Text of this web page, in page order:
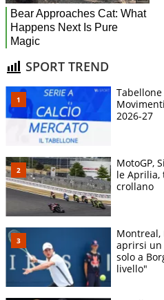
SPORT TREND
Tabellone
2026-27
MotoGP,
le Aprilia,
crollano
Montreal,
aprirsi un
solo a
livello"